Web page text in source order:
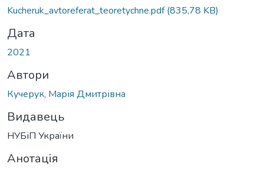
Kucheruk_avtoreferat_teoretychne.pdf(835,78 KB)
Дата
2021
Автори
Кучерук, Марія Дмитрівна
Видавець
НУБіП України
Анотація